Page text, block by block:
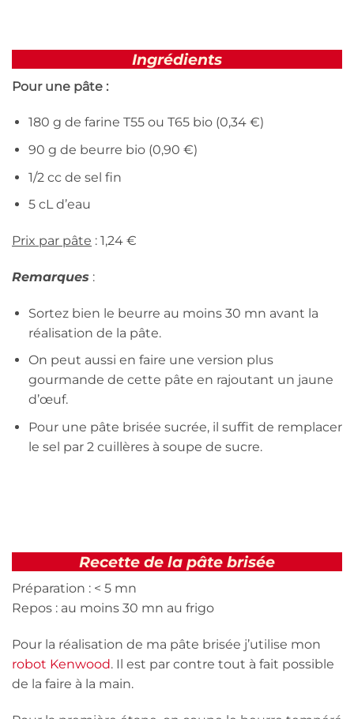
Ingrédients
Pour une pâte :
180 g de farine T55 ou T65 bio (0,34 €)
90 g de beurre bio (0,90 €)
1/2 cc de sel fin
5 cL d’eau
Prix par pâte : 1,24 €
Remarques :
Sortez bien le beurre au moins 30 mn avant la
réalisation de la pâte.
On peut aussi en faire une version plus
gourmande de cette pâte en rajoutant un jaune
d’œuf.
Pour une pâte brisée sucrée, il suffit de remplacer
le sel par 2 cuillères à soupe de sucre.
Recette de la pâte brisée
Préparation : < 5 mn
Repos : au moins 30 mn au frigo
Pour la réalisation de ma pâte brisée j’utilise mon
robot Kenwood. Il est par contre tout à fait possible
de la faire à la main.